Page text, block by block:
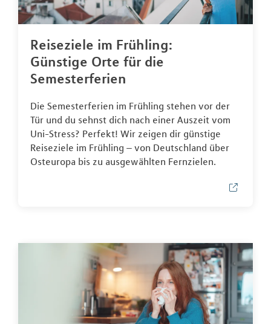
Reiseziele im Frühling:
Günstige Orte für die
Semesterferien
Die Semesterferien im Frühling stehen vor der
Tür und du sehnst dich nach einer Auszeit vom
Uni-Stress? Perfekt! Wir zeigen dir günstige
Reiseziele im Frühling – von Deutschland über
Osteuropa bis zu ausgewählten Fernzielen.